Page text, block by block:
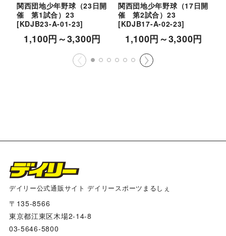
関西団地少年野球（23日開
催 第1試合）23
[KDJB23-A-01-23]
1,100円～3,300円
関西団地少年野球（17日開
催 第2試合）23
[KDJB17-A-02-23]
1,100円～3,300円
デイリー公式通販サイト デイリースポーツまるしぇ
〒135-8566
東京都江東区木場2-14-8
03-5646-5800